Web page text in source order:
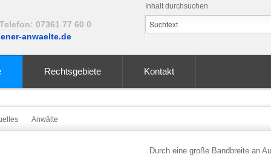
07361 77 60 0
anwaelte.de
Inhalt durchsuchen
Rechtsgebiete Kontakt
Anwälte
Durch eine große Bandbreite an